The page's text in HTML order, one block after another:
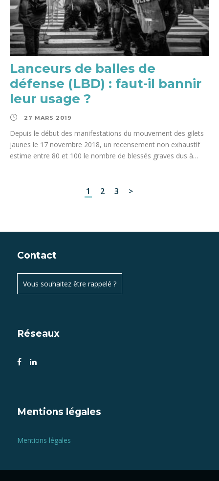
Lanceurs de balles de
défense (LBD) : faut-il bannir
leur usage ?
27 MARS 2019
Depuis le début des manifestations du mouvement des gilets
jaunes le 17 novembre 2018, un recensement non exhaustif
estime entre 80 et 100 le nombre de blessés graves dus à…
1 2 3 >
Contact
Vous souhaitez être rappelé ?
Réseaux
Mentions légales
Mentions légales